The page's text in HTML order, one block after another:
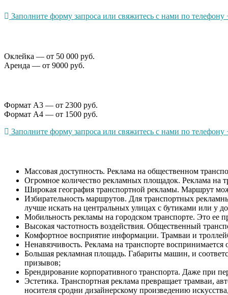
Заполните форму запроса или свяжитесь с нами по
Оклейка — от 50 000 руб.
Аренда — от 9000 руб.
Формат А3 — от 2300 руб.
Формат А4 — от 1500 руб.
Заполните форму запроса или свяжитесь с нами по
Массовая доступность. Реклама на общественном
Огромное количество рекламных площадок. Реклама на
Широкая география транспортной рекламы. Маршрут
Избирательность маршрутов. Для транспортных
лучше искать на центральных улицах с бутиками или у
Мобильность рекламы на городском транспорте. Это ее
Высокая частотность воздействия. Общественный
Комфортное восприятие информации. Трамваи и
Ненавязчивость. Реклама на транспорте
Большая рекламная площадь. Габариты машин, и
призывов;
Брендирование корпоративного транспорта. Даже при
Эстетика. Транспортная реклама превращает трамваи,
носителя сродни дизайнерскому произведению